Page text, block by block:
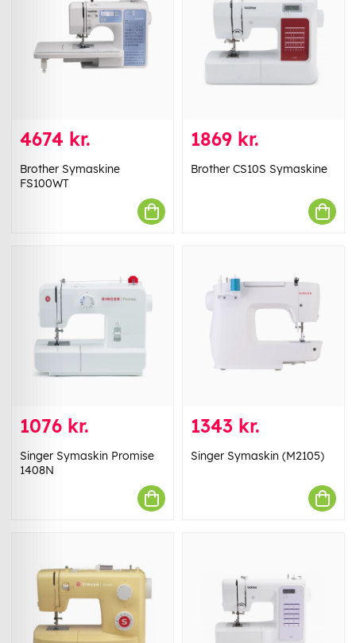
4674 kr.
Brother Symaskine
FS100WT
1869 kr.
Brother CS10S Symaskine
1076 kr.
Singer Symaskin Promise
1408N
1343 kr.
Singer Symaskin (M2105)